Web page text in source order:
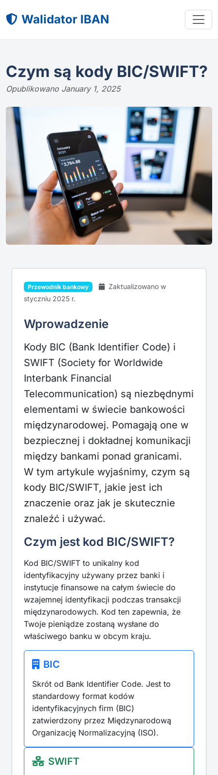
Walidator IBAN
Czym są kody BIC/SWIFT?
Opublikowano January 1, 2025
Przewodnik bankowy
Zaktualizowano w
styczniu 2025 r.
Wprowadzenie
Kody BIC (Bank Identifier Code) i
SWIFT (Society for Worldwide
Interbank Financial
Telecommunication) są niezbędnymi
elementami w świecie bankowości
międzynarodowej. Pomagają one w
bezpiecznej i dokładnej komunikacji
między bankami ponad granicami.
W tym artykule wyjaśnimy, czym są
kody BIC/SWIFT, jakie jest ich
znaczenie oraz jak je skutecznie
znaleźć i używać.
Czym jest kod BIC/SWIFT?
Kod BIC/SWIFT to unikalny kod
identyfikacyjny używany przez banki i
instytucje finansowe na całym świecie do
wzajemnej identyfikacji podczas transakcji
międzynarodowych. Kod ten zapewnia, że
Twoje pieniądze zostaną wysłane do
właściwego banku w obcym kraju.
BIC
Skrót od Bank Identifier Code. Jest to
standardowy format kodów
identyfikacyjnych firm (BIC)
zatwierdzony przez Międzynarodową
Organizację Normalizacyjną (ISO).
SWIFT